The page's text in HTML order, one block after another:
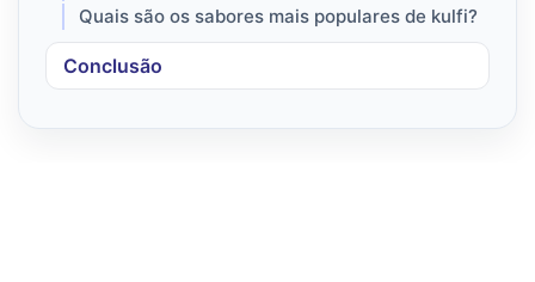
Quais são os sabores mais populares de kulfi?
Conclusão